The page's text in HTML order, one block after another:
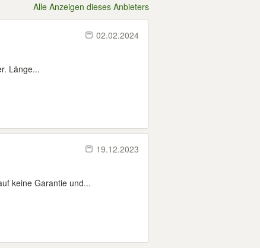
Alle Anzeigen dieses Anbieters
02.02.2024
Länge...
19.12.2023
keine Garantie und...